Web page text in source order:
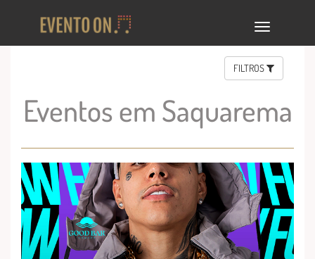
TOGGLE
FILTROS
Eventos em Saquarema